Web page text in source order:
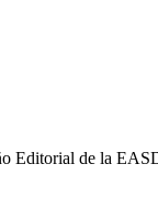
Editorial de la